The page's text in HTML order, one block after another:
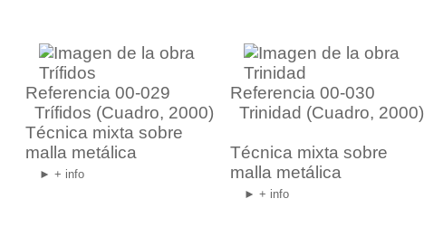
Referencia 00-029
Trífidos (Cuadro, 2000)
Técnica mixta sobre
malla metálica
► + info
Referencia 00-030
Trinidad (Cuadro, 2000)
Técnica mixta sobre
malla metálica
► + info